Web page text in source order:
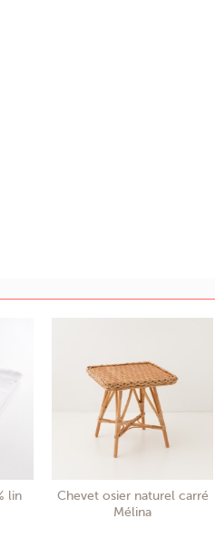
lin
Chevet osier naturel carré
Mélina